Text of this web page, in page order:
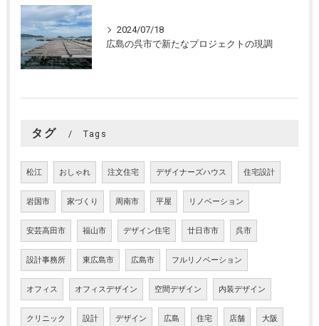
2024/07/18
広島の呉市で新たなプロジェクトの現調
タグ Tags
松江 おしゃれ 注文住宅 デザイナーズハウス 住宅設計
岩国市 家づくり 周南市 平屋 リノベーション
安芸高田市 福山市 デザイン住宅 廿日市市 呉市
設計事務所 東広島市 広島市 フルリノベーション
オフィス オフィスデザイン 空間デザイン 内装デザイン
クリニック 設計 デザイン 広島 住宅 店舗 大阪